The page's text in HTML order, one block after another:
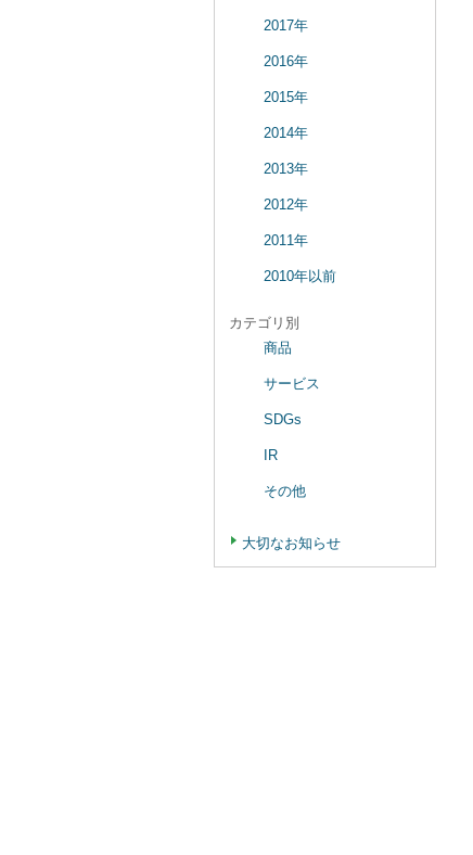
2017年
2016年
2015年
2014年
2013年
2012年
2011年
2010年以前
カテゴリ別
商品
サービス
SDGs
IR
その他
大切なお知らせ